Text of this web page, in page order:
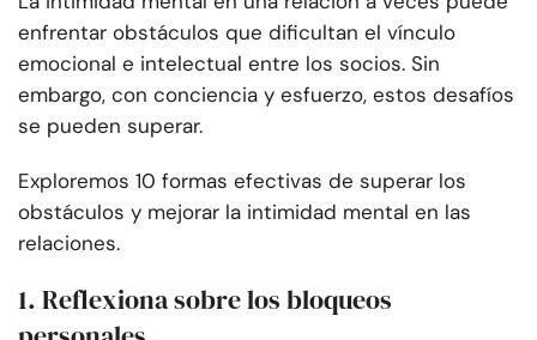
enfrentar obstáculos que dificultan el vínculo
emocional e intelectual entre los socios. Sin
embargo, con conciencia y esfuerzo, estos desafíos
se pueden superar.
Exploremos 10 formas efectivas de superar los
obstáculos y mejorar la intimidad mental en las
relaciones.
1. Reflexiona sobre los bloqueos